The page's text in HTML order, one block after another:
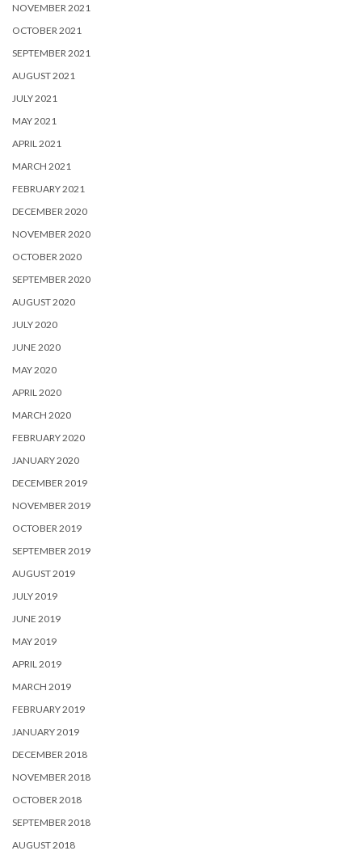
NOVEMBER 2021
OCTOBER 2021
SEPTEMBER 2021
AUGUST 2021
JULY 2021
MAY 2021
APRIL 2021
MARCH 2021
FEBRUARY 2021
DECEMBER 2020
NOVEMBER 2020
OCTOBER 2020
SEPTEMBER 2020
AUGUST 2020
JULY 2020
JUNE 2020
MAY 2020
APRIL 2020
MARCH 2020
FEBRUARY 2020
JANUARY 2020
DECEMBER 2019
NOVEMBER 2019
OCTOBER 2019
SEPTEMBER 2019
AUGUST 2019
JULY 2019
JUNE 2019
MAY 2019
APRIL 2019
MARCH 2019
FEBRUARY 2019
JANUARY 2019
DECEMBER 2018
NOVEMBER 2018
OCTOBER 2018
SEPTEMBER 2018
AUGUST 2018